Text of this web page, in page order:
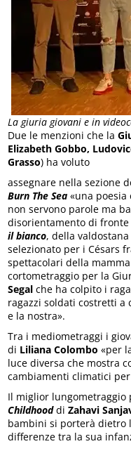
La giuria giovani e in
Due le menzioni che la
Elizabeth Gobbo,
Grasso) ha voluto
assegnare nella sezione
Burn The Sea «una poesia
non servono parole ma
disorientamento di
il bianco, della
selezionato per i Césars
spettacolari della
cortometraggio per la
Segal che ha colpito i
ragazzi soldati costretti
e la nostra».
Tra i mediometraggi i
di Liliana Colombo «per
luce diversa che mostra
cambiamenti climatici
Il miglior lungometraggio
Childhood diZahavi
bambini si porterà dietro
differenze tra la sua